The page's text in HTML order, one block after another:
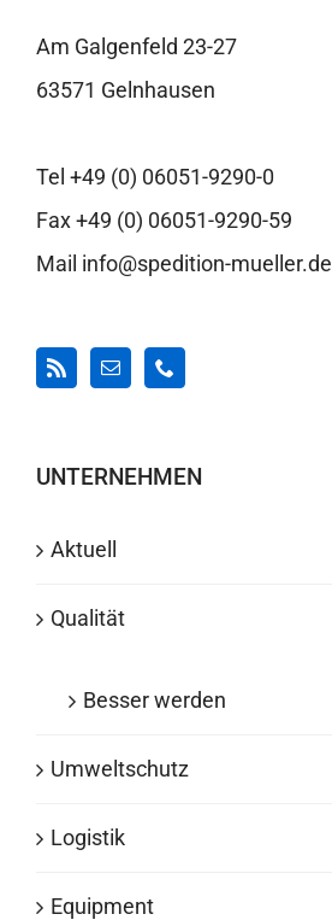
Am Galgenfeld 23-27
63571 Gelnhausen
Tel +49 (0) 06051-9290-0
Fax +49 (0) 06051-9290-59
Mail info@spedition-mueller.de
UNTERNEHMEN
Aktuell
Qualität
Besser werden
Umweltschutz
Logistik
Equipment